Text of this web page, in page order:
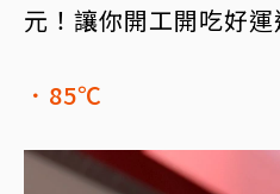
元！讓你開工開吃好運
．85℃